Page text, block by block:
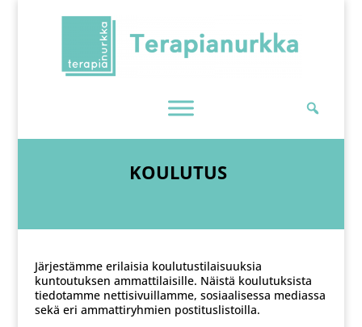
KOULUTUS
Järjestämme erilaisia koulutustilaisuuksia
kuntoutuksen ammattilaisille. Näistä koulutuksista
tiedotamme nettisivuillamme, sosiaalisessa mediassa
sekä eri ammattiryhmien postituslistoilla.